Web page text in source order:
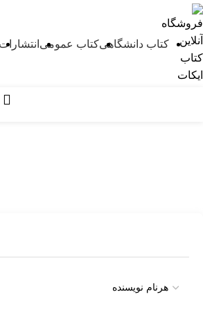
کتاب دانشگاهیکتاب عمومی انتشارات